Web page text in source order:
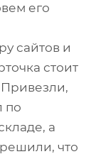
его
сайтов и
стоит
по
а
что